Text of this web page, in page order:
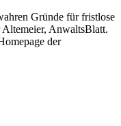
Gründe für fristlose
AnwaltsBlatt.
der